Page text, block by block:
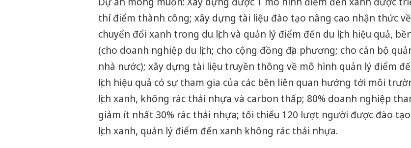
thí điểm thành công; xây dựng tài liệu đào tạo nâng cao nhận thức về
chuyển đổi xanh trong du lịch và quản lý điểm đến du lịch hiệu quả,
(cho doanh nghiệp du lịch; cho cộng đồng địa phương; cho cán bộ
nhà nước); xây dựng tài liệu truyền thông về mô hình quản lý điểm
lịch hiệu quả có sự tham gia của các bên liên quan hướng tới môi
lịch xanh, không rác thải nhựa và carbon thấp; 80% doanh nghiệp
giảm ít nhất 30% rác thải nhựa; tối thiểu 120 lượt người được đào
lịch xanh, quản lý điểm đến xanh không rác thải nhựa.